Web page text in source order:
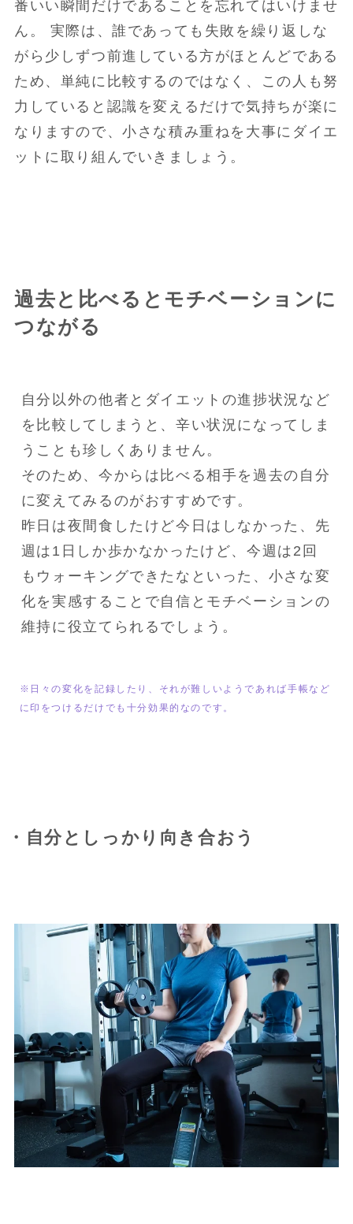
番いい瞬間だけであることを忘れてはいけませ
ん。 実際は、誰であっても失敗を繰り返しな
がら少しずつ前進している方がほとんどである
ため、単純に比較するのではなく、この人も努
力していると認識を変えるだけで気持ちが楽に
なりますので、小さな積み重ねを大事にダイエ
ットに取り組んでいきましょう。
過去と比べるとモチベーションに
つながる
自分以外の他者とダイエットの進捗状況など
を比較してしまうと、辛い状況になってしま
うことも珍しくありません。
そのため、今からは比べる相手を過去の自分
に変えてみるのがおすすめです。
昨日は夜間食したけど今日はしなかった、先
週は1日しか歩かなかったけど、今週は2回
もウォーキングできたなといった、小さな変
化を実感することで自信とモチベーションの
維持に役立てられるでしょう。
※日々の変化を記録したり、それが難しいようであれば手帳など
に印をつけるだけでも十分効果的なのです。
・自分としっかり向き合おう